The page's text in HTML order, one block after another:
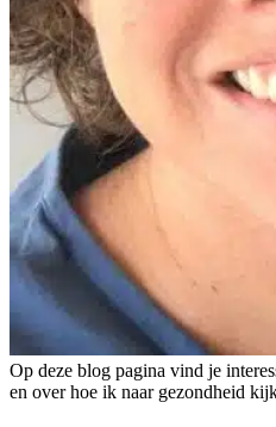
Op deze blog pagina vind je
en over hoe ik naar gezondheid